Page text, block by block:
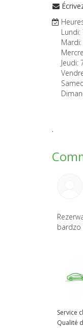
Lundi:
Mardi:
Jeudi:
.
bardzo
Service
Qualité